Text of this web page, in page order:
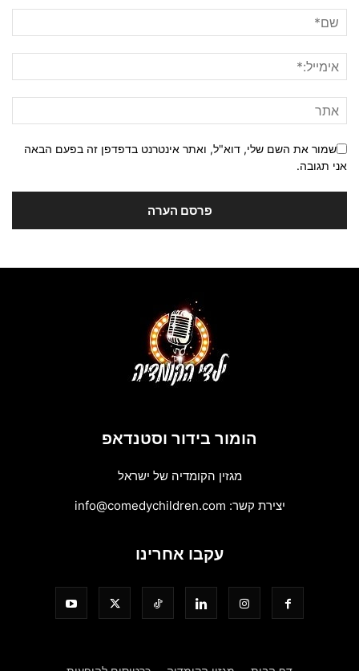
שמור את השם שלי, דוא"ל, ואתר אינטרנט בדפדפן זה בפעם הבאה
אני תגובה.
הומור בידור וסטנדאפ
מגזין הקומדיה של ישראל
יצירת קשר: info@comedychildren.com
עקבו אחרינו